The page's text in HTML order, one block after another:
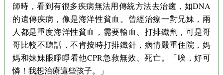
師時，看到有很多疾病無法用傳統方法去治癒，如DNA
的遺傳疾病，像是海洋性貧血。曾經治療一對兄妹，兩
人都是重度海洋性貧血，需要輸血、打排鐵劑，可是哥
哥比較不聽話，不肯按時打排鐵針，病情嚴重住院，媽
媽和妹妹眼睜睜看他CPR急救無效、死亡。「唉，好可
憐！我想治療這些孩子。」